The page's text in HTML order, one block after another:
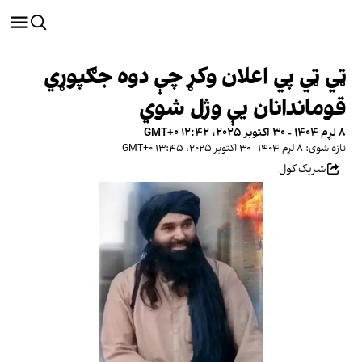
ټي ټي پي اعلان وکړ چې دوه جګپوړي
قوماندانان یې وژل شوي
۸ لړم ۱۴۰۴ - ۳۰ اکتوبر ۲۰۲۵، ۱۲:۴۲ GMT+۰
تازه شوی: ۸ لړم ۱۴۰۴ - ۳۰ اکتوبر ۲۰۲۵، ۱۳:۴۵ GMT+۰
شریک کول